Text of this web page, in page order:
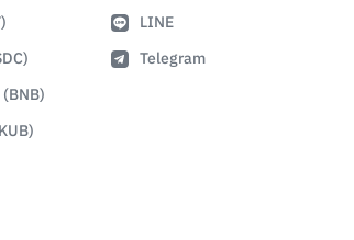
LINE
Telegram